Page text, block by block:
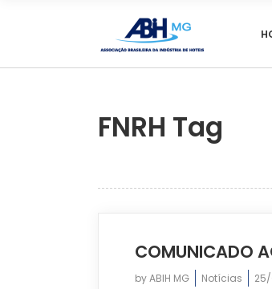
FNRH Tag
COMUNICADO
byABIH MG Notícias